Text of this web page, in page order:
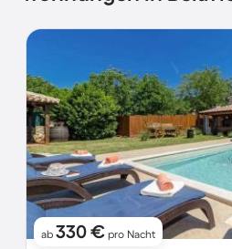
ab 330 € pro Nacht